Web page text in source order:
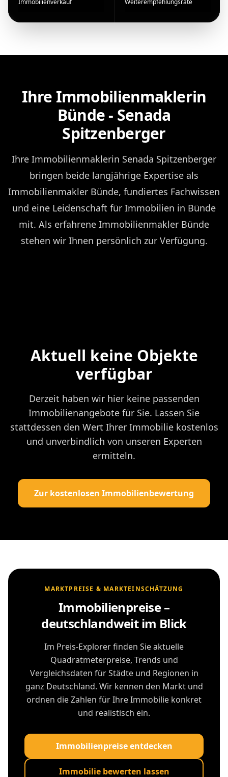
Ihre Immobilienmaklerin
Bünde - Senada
Spitzenberger
Ihre Immobilienmaklerin Senada Spitzenberger
bringen beide langjährige Expertise als
Immobilienmakler Bünde, fundiertes Fachwissen
und eine Leidenschaft für Immobilien in Bünde
mit. Als erfahrene Immobilienmakler Bünde
stehen wir Ihnen persönlich zur Verfügung.
Aktuell keine Objekte
verfügbar
Derzeit haben wir hier keine passenden
Immobilienangebote für Sie. Lassen Sie
stattdessen den Wert Ihrer Immobilie kostenlos
und unverbindlich von unseren Experten
ermitteln.
Zur kostenlosen Immobilienbewertung
MARKTPREISE & MARKTEINSCHÄTZUNG
Immobilienpreise –
deutschlandweit im Blick
Im Preis-Explorer finden Sie aktuelle
Quadratmeterpreise, Trends und
Vergleichsdaten für Städte und Regionen in
ganz Deutschland. Wir kennen den Markt und
ordnen die Zahlen für Ihre Immobilie konkret
und realistisch ein.
Immobilienpreise entdecken
Immobilie bewerten lassen